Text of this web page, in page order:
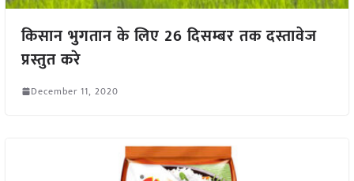
किसान भुगतान के लिए 26 दिसम्बर तक दस्तावेज
प्रस्तुत करे
December 11, 2020